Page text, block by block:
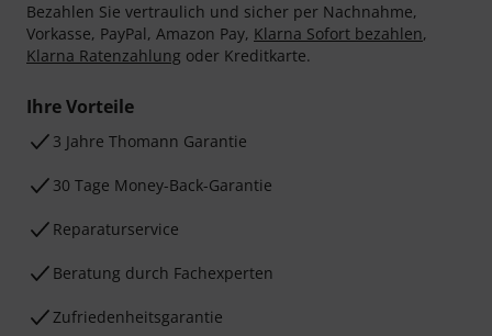
Bezahlen Sie vertraulich und sicher per Nachnahme,
Vorkasse, PayPal, Amazon Pay, Klarna Sofort bezahlen,
Klarna Ratenzahlung oder Kreditkarte.
Ihre Vorteile
3 Jahre Thomann Garantie
30 Tage Money-Back-Garantie
Reparaturservice
Beratung durch Fachexperten
Zufriedenheitsgarantie